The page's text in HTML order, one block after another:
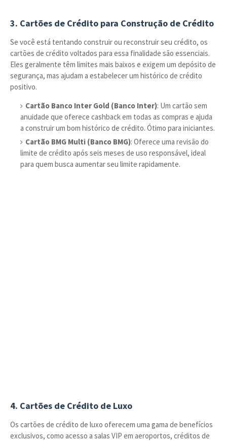
3. Cartões de Crédito para Construção de Crédito
Se você está tentando construir ou reconstruir seu crédito, os
cartões de crédito voltados para essa finalidade são essenciais.
Eles geralmente têm limites mais baixos e exigem um depósito de
segurança, mas ajudam a estabelecer um histórico de crédito
positivo.
Cartão Banco Inter Gold (Banco Inter): Um cartão sem
anuidade que oferece cashback em todas as compras e ajuda
a construir um bom histórico de crédito. Ótimo para iniciantes.
Cartão BMG Multi (Banco BMG): Oferece uma revisão do
limite de crédito após seis meses de uso responsável, ideal
para quem busca aumentar seu limite rapidamente.
4. Cartões de Crédito de Luxo
Os cartões de crédito de luxo oferecem uma gama de benefícios
exclusivos, como acesso a salas VIP em aeroportos, créditos de